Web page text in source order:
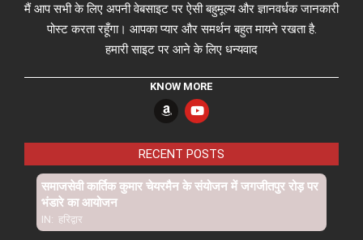
मैं आप सभी के लिए अपनी वेबसाइट पर ऐसी बहुमूल्य और ज्ञानवर्धक जानकारी
पोस्ट करता रहूँगा। आपका प्यार और समर्थन बहुत मायने रखता है.
हमारी साइट पर आने के लिए धन्यवाद
KNOW MORE
RECENT POSTS
समाजसेवी कार्तिक कुमार चेयरमैन के संयोजन में जगजीतपुर रोड़ पर
भंडारे का आयोजन
IN: हरिद्वार